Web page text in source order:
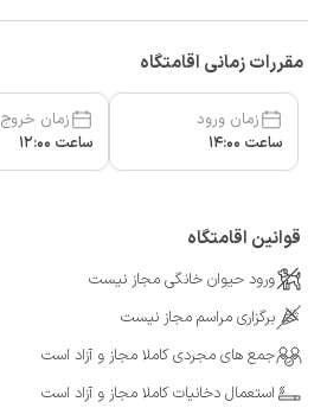
مقررات زمانی اقامتگاه
زمان ورود
ساعت 14:00
زمان خروج
ساعت 12:00
قوانین اقامتگاه
ورود حیوان خانگی مجاز نیست
برگزاری مراسم مجاز نیست
جمع های مجردی کاملا مجاز و آزاد است
استعمال دخانیات کاملا مجاز و آزاد است